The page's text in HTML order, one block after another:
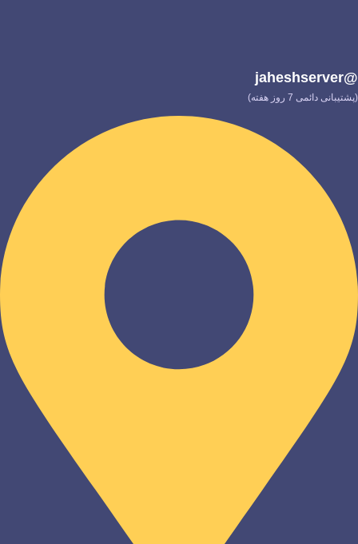
@jaheshserver
(پشتیبانی دائمی 7 روز هفته)